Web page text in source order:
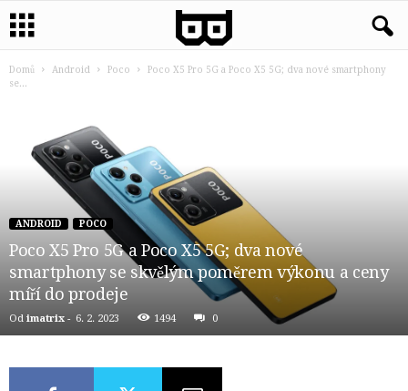
Domů Android Poco
Poco X5 Pro 5G a Poco X5 5G; dva nové smartphony
se...
ANDROID POCO
Poco X5 Pro 5G a Poco X5 5G; dva nové
smartphony se skvělým poměrem výkonu a ceny
míří do prodeje
Od imatrix - 6. 2. 2023 1494 0